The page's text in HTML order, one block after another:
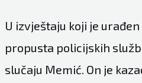
U izvještaju koji je
propusta policijskih
slučaju Memić. On je